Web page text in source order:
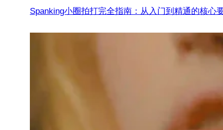
Spanking小圈拍打完全指南：从入门到精通的核心